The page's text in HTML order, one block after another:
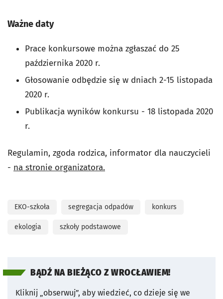
Ważne daty
Prace konkursowe można zgłaszać do 25
października 2020 r.
Głosowanie odbędzie się w dniach 2-15 listopada
2020 r.
Publikacja wyników konkursu - 18 listopada 2020
r.
Regulamin, zgoda rodzica, informator dla nauczycieli
- na stronie organizatora.
EKO-szkoła segregacja odpadów konkurs
ekologia szkoły podstawowe
BĄDŹ NA BIEŻĄCO Z WROCŁAWIEM!
Kliknij „obserwuj”, aby wiedzieć, co dzieje się we